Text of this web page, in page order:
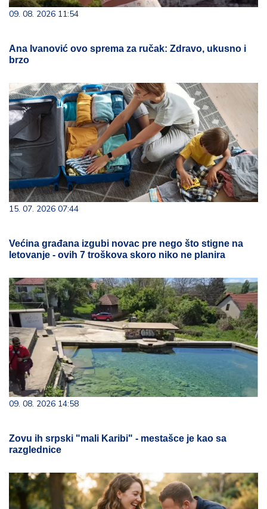
09. 08. 2026 11:54
Ana Ivanović ovo sprema za ručak: Zdravo, ukusno i
brzo
15. 07. 2026 07:44
Većina građana izgubi novac pre nego što stigne na
letovanje - ovih 7 troškova skoro niko ne planira
09. 08. 2026 14:58
Zovu ih srpski "mali Karibi" - mestašce je kao sa
razglednice